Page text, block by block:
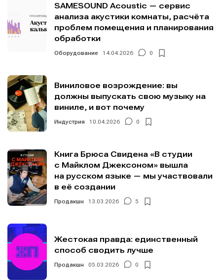
SAMESOUND Acoustic — сервис
анализа акустики комнаты, расчёта
проблем помещения и планирования
обработки
Оборудование 14.04.2026 0
Виниловое возрождение: вы
должны выпускать свою музыку на
виниле, и вот почему
Индустрия 10.04.2026 0
Книга Брюса Свидена «В студии
с Майклом Джексоном» вышла
на русском языке — мы участвовали
в её создании
Продакшн 13.03.2026 5
Жестокая правда: единственный
способ сводить лучше
Продакшн 05.03.2026 0